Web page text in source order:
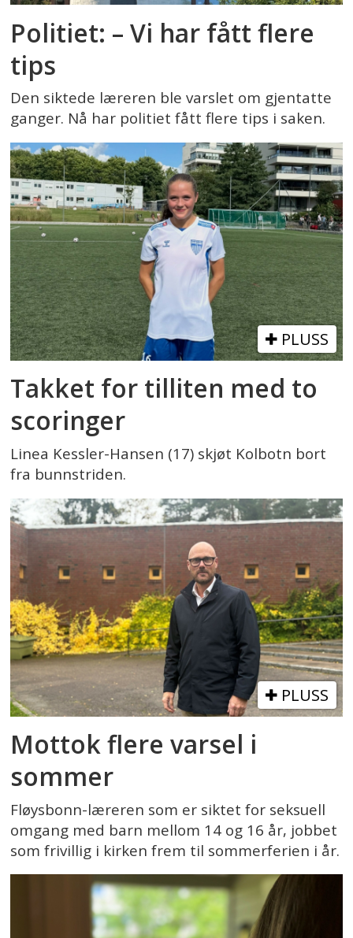
Politiet: – Vi har fått flere
tips
Den siktede læreren ble varslet om gjentatte
ganger. Nå har politiet fått flere tips i saken.
PLUSS
Takket for tilliten med to
scoringer
Linea Kessler-Hansen (17) skjøt Kolbotn bort
fra bunnstriden.
PLUSS
Mottok flere varsel i
sommer
Fløysbonn-læreren som er siktet for seksuell
omgang med barn mellom 14 og 16 år, jobbet
som frivillig i kirken frem til sommerferien i år.